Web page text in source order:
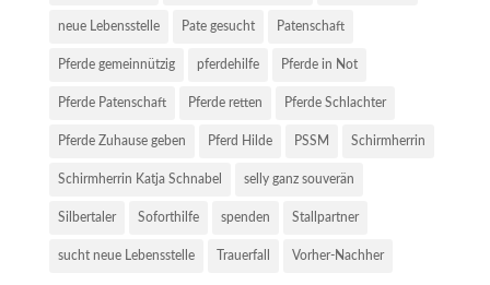
neue Lebensstelle Pate gesucht Patenschaft
Pferde gemeinnützig pferdehilfe Pferde in Not
Pferde Patenschaft Pferde retten Pferde Schlachter
Pferde Zuhause geben Pferd Hilde PSSM Schirmherrin
Schirmherrin Katja Schnabel selly ganz souverän
Silbertaler Soforthilfe spenden Stallpartner
sucht neue Lebensstelle Trauerfall Vorher-Nachher